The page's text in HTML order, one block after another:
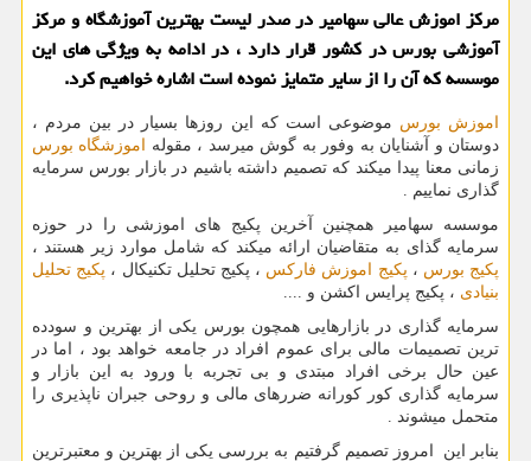
مركز اموزش عالی سهامیر در صدر لیست بهترین آموزشگاه و مركز
آموزشی بورس در كشور قرار دارد ، در ادامه به ویژگی های این
موسسه كه آن را از سایر متمایز نموده است اشاره خواهیم كرد.
اموزش بورس موضوعی است که این روزها بسیار در بین مردم ،
دوستان و آشنایان به وفور به گوش میرسد ، مقوله اموزشگاه بورس
زمانی معنا پیدا میکند که تصمیم داشته باشیم در بازار بورس سرمایه
گذاری نماییم .
موسسه سهامیر همچنین آخرین پکیج های اموزشی را در حوزه
سرمایه گذای به متقاضیان ارائه میکند که شامل موارد زیر هستند ،
پکیج بورس ، پکیج اموزش فارکس ، پکیج تحلیل تکنیکال ، پکیج تحلیل
بنیادی ، پکیج پرایس اکشن و ....
سرمایه گذاری در بازارهایی همچون بورس یکی از بهترین و سودده
ترین تصمیمات مالی برای عموم افراد در جامعه خواهد بود ، اما در
عین حال برخی افراد مبتدی و بی تجربه با ورود به این بازار و
سرمایه گذاری کور کورانه ضررهای مالی و روحی جبران ناپذیری را
متحمل میشوند .
بنابر این امروز تصمیم گرفتیم به بررسی یکی از بهترین و معتبرترین